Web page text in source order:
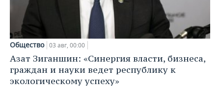
Общество 03 авг, 00:00
Азат Зиганшин: «Синергия власти, бизнеса,
граждан и науки ведет республику к
экологическому успеху»